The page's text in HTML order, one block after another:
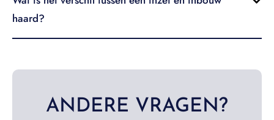
haard?
ANDERE VRAGEN?